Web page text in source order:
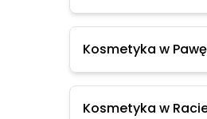
Kosmetyka w
Kosmetyka w